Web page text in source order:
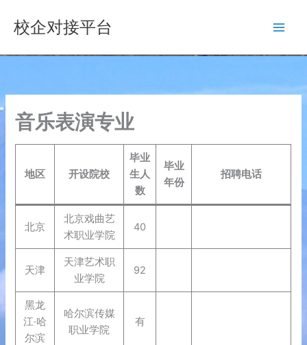
容
校企对接平台
音乐表演专业
地区 开设院校
毕业
生人
数
毕业
年份
招聘电话
北京
北京戏曲艺
术职业学院
40
天津
天津艺术职
业学院
92
黑龙
江·哈
尔滨
哈尔滨传媒
职业学院
有